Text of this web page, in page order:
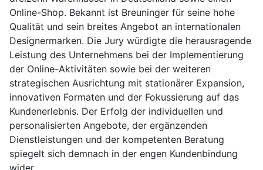
Online-Shop. Bekannt ist Breuninger für seine hohe
Qualität und sein breites Angebot an internationalen
Designermarken. Die Jury würdigte die herausragende
Leistung des Unternehmens bei der Implementierung
der Online-Aktivitäten sowie bei der weiteren
strategischen Ausrichtung mit stationärer Expansion,
innovativen Formaten und der Fokussierung auf das
Kundenerlebnis. Der Erfolg der individuellen und
personalisierten Angebote, der ergänzenden
Dienstleistungen und der kompetenten Beratung
spiegelt sich demnach in der engen Kundenbindung